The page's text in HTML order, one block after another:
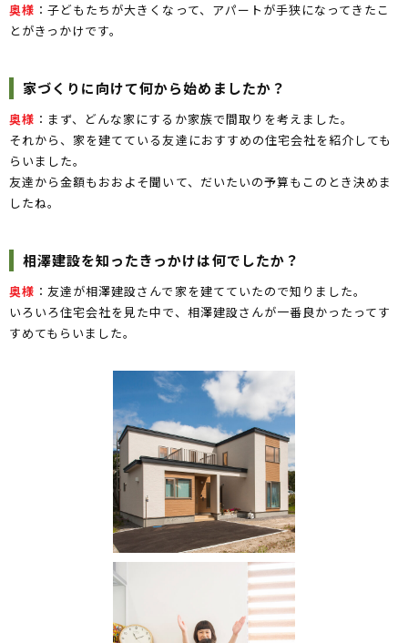
奥様 ：子どもたちが大きくなって、アパートが手狭になってきたこ
とがきっかけです。
家づくりに向けて何から始めましたか？
奥様 ：まず、どんな家にするか家族で間取りを考えました。
それから、家を建てている友達におすすめの住宅会社を紹介しても
らいました。
友達から金額もおおよそ聞いて、だいたいの予算もこのとき決めま
したね。
相澤建設を知ったきっかけは何でしたか？
奥様 ：友達が相澤建設さんで家を建てていたので知りました。
いろいろ住宅会社を見た中で、相澤建設さんが一番良かったってす
すめてもらいました。